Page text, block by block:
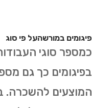
פיגומים במורשהעל פי סוג
כמספר סוגי
בפיגומים כך גם